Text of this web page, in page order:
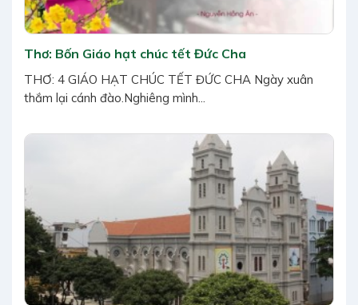
Thơ: Bốn Giáo hạt chúc tết Đức Cha
THƠ: 4 GIÁO HẠT CHÚC TẾT ĐỨC CHA Ngày xuân
thắm lại cánh đào.Nghiêng mình...